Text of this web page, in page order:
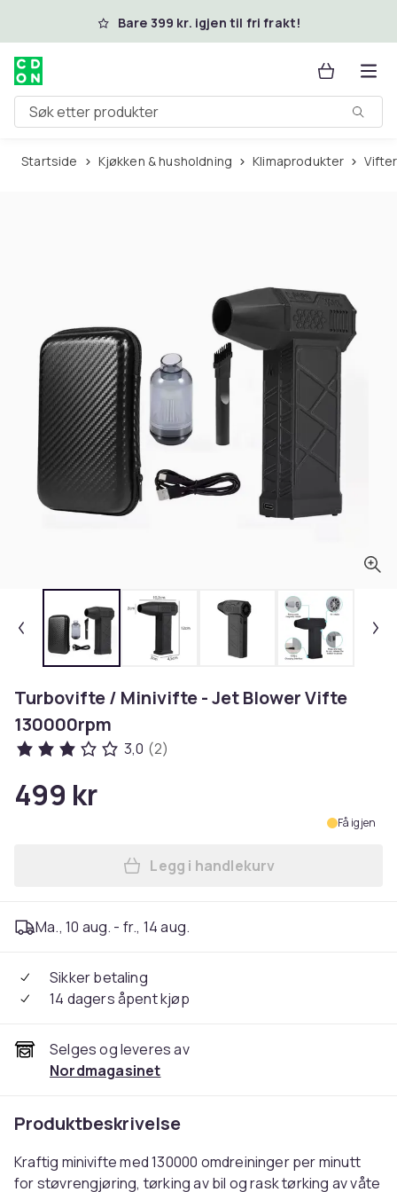
Hopp til hovedinnholdBare 399 kr. igjen til fri frakt!
Søk etter produkter
Startside Kjøkken & husholdning Klimaprodukter Vifter
Turbovifte / Minivifte - Jet Blower Vifte
130000rpm
3,0 (2)
499 kr
Få igjen
Legg Turbovifte / Minivifte
Legg i handlekurv
Ma., 10 aug. - fr., 14 aug.
Sikker betaling
14 dagers åpent kjøp
Selges og leveres av
Nordmagasinet
Produktbeskrivelse
Kraftig minivifte med 130000 omdreininger per minutt
for støvrengjøring, tørking av bil og rask tørking av våte